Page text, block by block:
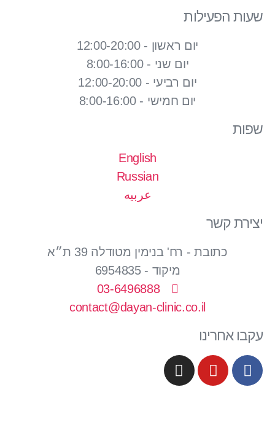
שעות הפעילות
יום ראשון - 12:00-20:00
יום שני - 8:00-16:00
יום רביעי - 12:00-20:00
יום חמישי - 8:00-16:00
שפות
English
Russian
عربيه
יצירת קשר
כתובת - רח' בנימין מטודלה 39 ת״א
מיקוד - 6954835
03-6496888
contact@dayan-clinic.co.il
עקבו אחרינו